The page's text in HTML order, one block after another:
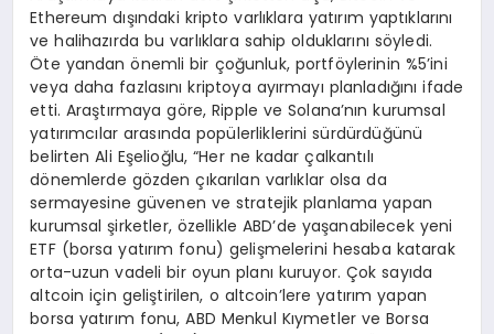
Ethereum dışındaki kripto varlıklara yatırım yaptıklarını
ve halihazırda bu varlıklara sahip olduklarını söyledi.
Öte yandan önemli bir çoğunluk, portföylerinin %5’ini
veya daha fazlasını kriptoya ayırmayı planladığını ifade
etti. Araştırmaya göre, Ripple ve Solana’nın kurumsal
yatırımcılar arasında popülerliklerini sürdürdüğünü
belirten Ali Eşelioğlu, “Her ne kadar çalkantılı
dönemlerde gözden çıkarılan varlıklar olsa da
sermayesine güvenen ve stratejik planlama yapan
kurumsal şirketler, özellikle ABD’de yaşanabilecek yeni
ETF (borsa yatırım fonu) gelişmelerini hesaba katarak
orta-uzun vadeli bir oyun planı kuruyor. Çok sayıda
altcoin için geliştirilen, o altcoin’lere yatırım yapan
borsa yatırım fonu, ABD Menkul Kıymetler ve Borsa